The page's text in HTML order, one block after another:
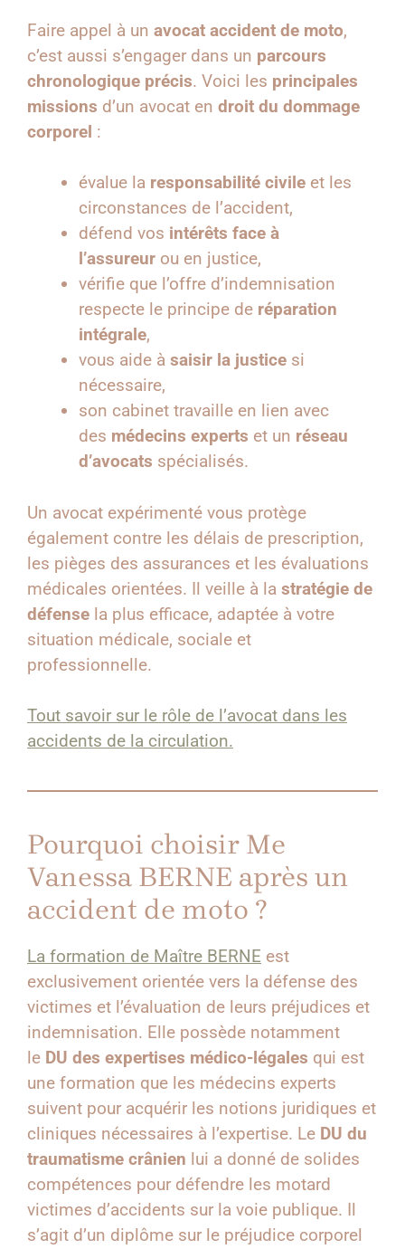
Faire appel à un avocat accident de moto,
c’est aussi s’engager dans un parcours
chronologique précis. Voici les principales
missions d’un avocat en droit du dommage
corporel :
évalue la responsabilité civile et les
circonstances de l’accident,
défend vos intérêts face à
l’assureur ou en justice,
vérifie que l’offre d’indemnisation
respecte le principe de réparation
intégrale,
vous aide à saisir la justice si
nécessaire,
son cabinet travaille en lien avec
des médecins experts et un réseau
d’avocats spécialisés.
Un avocat expérimenté vous protège
également contre les délais de prescription,
les pièges des assurances et les évaluations
médicales orientées. Il veille à la stratégie de
défense la plus efficace, adaptée à votre
situation médicale, sociale et
professionnelle.
Tout savoir sur le rôle de l’avocat dans les
accidents de la circulation.
Pourquoi choisir Me
Vanessa BERNE après un
accident de moto ?
La formation de Maître BERNE est
exclusivement orientée vers la défense des
victimes et l’évaluation de leurs préjudices et
indemnisation. Elle possède notamment
le DU des expertises médico-légales qui est
une formation que les médecins experts
suivent pour acquérir les notions juridiques et
cliniques nécessaires à l’expertise. Le DU du
traumatisme crânien lui a donné de solides
compétences pour défendre les motard
victimes d’accidents sur la voie publique. Il
s’agit d’un diplôme sur le préjudice corporel